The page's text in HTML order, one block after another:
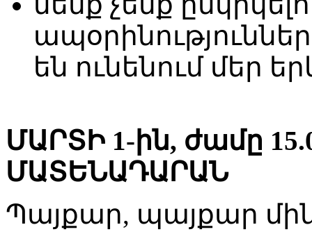
են ունենում մեր
ՄԱՐՏԻ 1-ին, ժամը
ՄԱՏԵՆԱԴԱՐԱՆ
Պայքար, պայքար